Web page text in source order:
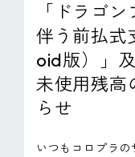
IR情報
採用情報
「ドラゴ
伴う前払式
oid版）」
未使用残高
らせ
いつもコロプラ